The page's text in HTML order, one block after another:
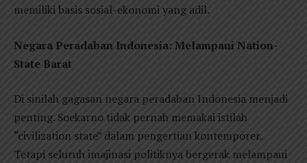
memiliki basis sosial-ekonomi yang adil.
Negara Peradaban Indonesia: Melampaui Nation-
State Barat
Di sinilah gagasan negara peradaban Indonesia menjadi
penting. Soekarno tidak pernah memakai istilah
“civilization state” dalam pengertian kontemporer.
Tetapi seluruh imajinasi politiknya bergerak melampaui